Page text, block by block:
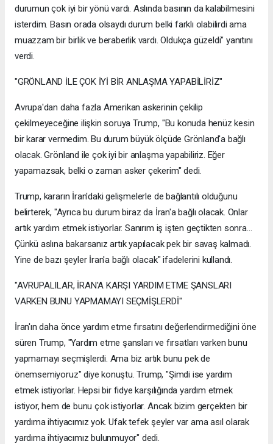
durumun çok iyi bir yönü vardı. Aslında basının da kalabilmesini
isterdim. Basın orada olsaydı durum belki farklı olabilirdi ama
muazzam bir birlik ve beraberlik vardı. Oldukça güzeldi" yanıtını
verdi.
"GRÖNLAND İLE ÇOK İYİ BİR ANLAŞMA YAPABİLİRİZ"
Avrupa'dan daha fazla Amerikan askerinin çekilip
çekilmeyeceğine ilişkin soruya Trump, "Bu konuda henüz kesin
bir karar vermedim. Bu durum büyük ölçüde Grönland'a bağlı
olacak. Grönland ile çok iyi bir anlaşma yapabiliriz. Eğer
yapamazsak, belki o zaman asker çekerim" dedi.
Trump, kararın İran'daki gelişmelerle de bağlantılı olduğunu
belirterek, "Ayrıca bu durum biraz da İran'a bağlı olacak. Onlar
artık yardım etmek istiyorlar. Sanırım iş işten geçtikten sonra...
Çünkü aslına bakarsanız artık yapılacak pek bir savaş kalmadı.
Yine de bazı şeyler İran'a bağlı olacak" ifadelerini kullandı.
"AVRUPALILAR, İRAN'A KARŞI YARDIM ETME ŞANSLARI
VARKEN BUNU YAPMAMAYI SEÇMİŞLERDİ"
İran'ın daha önce yardım etme fırsatını değerlendirmediğini öne
süren Trump, "Yardım etme şansları ve fırsatları varken bunu
yapmamayı seçmişlerdi. Ama biz artık bunu pek de
önemsemiyoruz" diye konuştu. Trump, "Şimdi ise yardım
etmek istiyorlar. Hepsi bir fidye karşılığında yardım etmek
istiyor, hem de bunu çok istiyorlar. Ancak bizim gerçekten bir
yardıma ihtiyacımız yok. Ufak tefek şeyler var ama asıl olarak
yardıma ihtiyacımız bulunmuyor" dedi.